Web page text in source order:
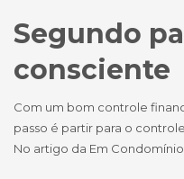
Segundo
consciente
Com um bom controle
passo é partir para o
No artigo da Em